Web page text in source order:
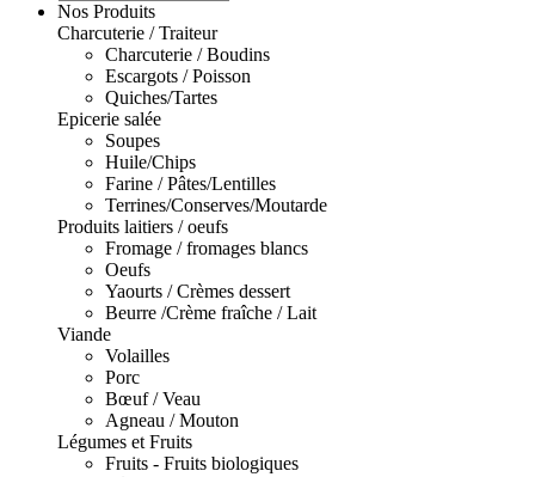
Nos Produits
Charcuterie / Traiteur
Charcuterie / Boudins
Escargots / Poisson
Quiches/Tartes
Epicerie salée
Soupes
Huile/Chips
Farine / Pâtes/Lentilles
Terrines/Conserves/Moutarde
Produits laitiers / oeufs
Fromage / fromages blancs
Oeufs
Yaourts / Crèmes dessert
Beurre /Crème fraîche / Lait
Viande
Volailles
Porc
Bœuf / Veau
Agneau / Mouton
Légumes et Fruits
Fruits - Fruits biologiques